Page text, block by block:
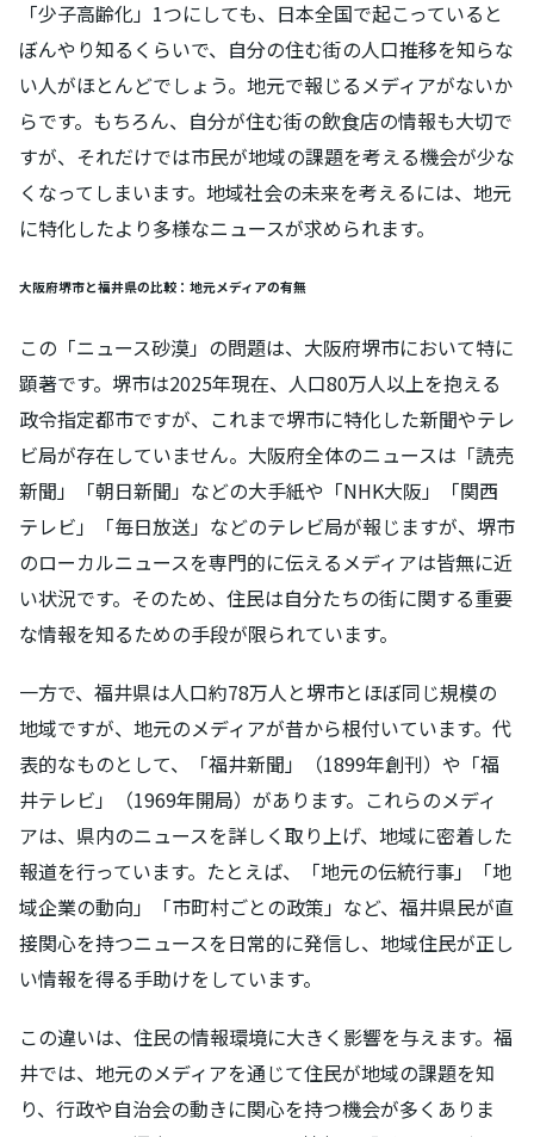
「少子高齢化」1つにしても、日本全国で起こっていると
ぼんやり知るくらいで、自分の住む街の人口推移を知らな
い人がほとんどでしょう。地元で報じるメディアがないか
らです。もちろん、自分が住む街の飲食店の情報も大切で
すが、それだけでは市民が地域の課題を考える機会が少な
くなってしまいます。地域社会の未来を考えるには、地元
に特化したより多様なニュースが求められます。
大阪府堺市と福井県の比較：地元メディアの有無
この「ニュース砂漠」の問題は、大阪府堺市において特に
顕著です。堺市は2025年現在、人口80万人以上を抱える
政令指定都市ですが、これまで堺市に特化した新聞やテレ
ビ局が存在していません。大阪府全体のニュースは「読売
新聞」「朝日新聞」などの大手紙や「NHK大阪」「関西
テレビ」「毎日放送」などのテレビ局が報じますが、堺市
のローカルニュースを専門的に伝えるメディアは皆無に近
い状況です。そのため、住民は自分たちの街に関する重要
な情報を知るための手段が限られています。
一方で、福井県は人口約78万人と堺市とほぼ同じ規模の
地域ですが、地元のメディアが昔から根付いています。代
表的なものとして、「福井新聞」（1899年創刊）や「福
井テレビ」（1969年開局）があります。これらのメディ
アは、県内のニュースを詳しく取り上げ、地域に密着した
報道を行っています。たとえば、「地元の伝統行事」「地
域企業の動向」「市町村ごとの政策」など、福井県民が直
接関心を持つニュースを日常的に発信し、地域住民が正し
い情報を得る手助けをしています。
この違いは、住民の情報環境に大きく影響を与えます。福
井では、地元のメディアを通じて住民が地域の課題を知
り、行政や自治会の動きに関心を持つ機会が多くありま